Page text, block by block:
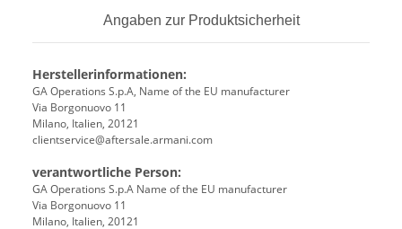
Angaben zur Produktsicherheit
Herstellerinformationen:
GA Operations S.p.A, Name of the EU manufacturer
Via Borgonuovo 11
Milano, Italien, 20121
clientservice@aftersale.armani.com
verantwortliche Person:
GA Operations S.p.A Name of the EU manufacturer
Via Borgonuovo 11
Milano, Italien, 20121